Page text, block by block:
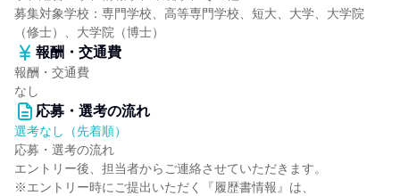
募集対象学校：専門学校、高等専門学校、短大、大学、大学院
（修士）、大学院（博士）
報酬・交通費
報酬・交通費
なし
応募・選考の流れ
選考なし（先着順）
応募・選考の流れ
エントリー後、担当者からご連絡させていただきます。
※エントリー時にご提出いただく『履歴書情報』は、